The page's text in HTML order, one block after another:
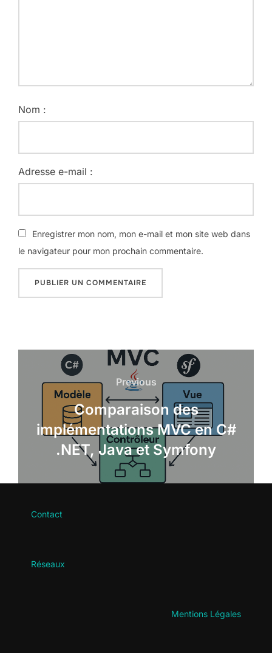
Nom :
Adresse e-mail :
Enregistrer mon nom, mon e-mail et mon site web dans
le navigateur pour mon prochain commentaire.
Navigation
l’article
Previous
Previous
Comparaison des
implémentations MVC en C#
.NET, Java et Symfony
Contact
Réseaux
Mentions Légales